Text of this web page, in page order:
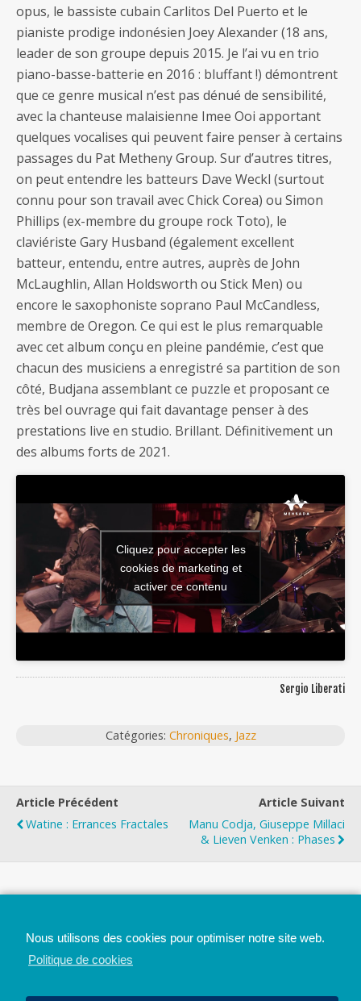
opus, le bassiste cubain Carlitos Del Puerto et le
pianiste prodige indonésien Joey Alexander (18 ans,
leader de son groupe depuis 2015. Je l’ai vu en trio
piano-basse-batterie en 2016 : bluffant !) démontrent
que ce genre musical n’est pas dénué de sensibilité,
avec la chanteuse malaisienne Imee Ooi apportant
quelques vocalises qui peuvent faire penser à certains
passages du Pat Metheny Group. Sur d’autres titres,
on peut entendre les batteurs Dave Weckl (surtout
connu pour son travail avec Chick Corea) ou Simon
Phillips (ex-membre du groupe rock Toto), le
claviériste Gary Husband (également excellent
batteur, entendu, entre autres, auprès de John
McLaughlin, Allan Holdsworth ou Stick Men) ou
encore le saxophoniste soprano Paul McCandless,
membre de Oregon. Ce qui est le plus remarquable
avec cet album conçu en pleine pandémie, c’est que
chacun des musiciens a enregistré sa partition de son
côté, Budjana assemblant ce puzzle et proposant ce
très bel ouvrage qui fait davantage penser à des
prestations live en studio. Brillant. Définitivement un
des albums forts de 2021.
Cliquez pour accepter les
cookies de marketing et
activer ce contenu
Sergio Liberati
Catégories: Chroniques, Jazz
Article Précédent
Watine : Errances Fractales
Article Suivant
Manu Codja, Giuseppe Millaci
& Lieven Venken : Phases
Nous utilisons des cookies pour optimiser notre site web.
Politique de cookies